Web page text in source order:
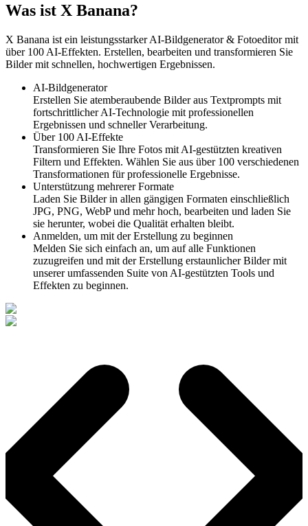
Was ist X Banana?
X Banana ist ein leistungsstarker AI-Bildgenerator & Fotoeditor mit
über 100 AI-Effekten. Erstellen, bearbeiten und transformieren Sie
Bilder mit schnellen, hochwertigen Ergebnissen.
AI-Bildgenerator
Erstellen Sie atemberaubende Bilder aus Textprompts mit
fortschrittlicher AI-Technologie mit professionellen
Ergebnissen und schneller Verarbeitung.
Über 100 AI-Effekte
Transformieren Sie Ihre Fotos mit AI-gestützten kreativen
Filtern und Effekten. Wählen Sie aus über 100 verschiedenen
Transformationen für professionelle Ergebnisse.
Unterstützung mehrerer Formate
Laden Sie Bilder in allen gängigen Formaten einschließlich
JPG, PNG, WebP und mehr hoch, bearbeiten und laden Sie
sie herunter, wobei die Qualität erhalten bleibt.
Anmelden, um mit der Erstellung zu beginnen
Melden Sie sich einfach an, um auf alle Funktionen
zuzugreifen und mit der Erstellung erstaunlicher Bilder mit
unserer umfassenden Suite von AI-gestützten Tools und
Effekten zu beginnen.